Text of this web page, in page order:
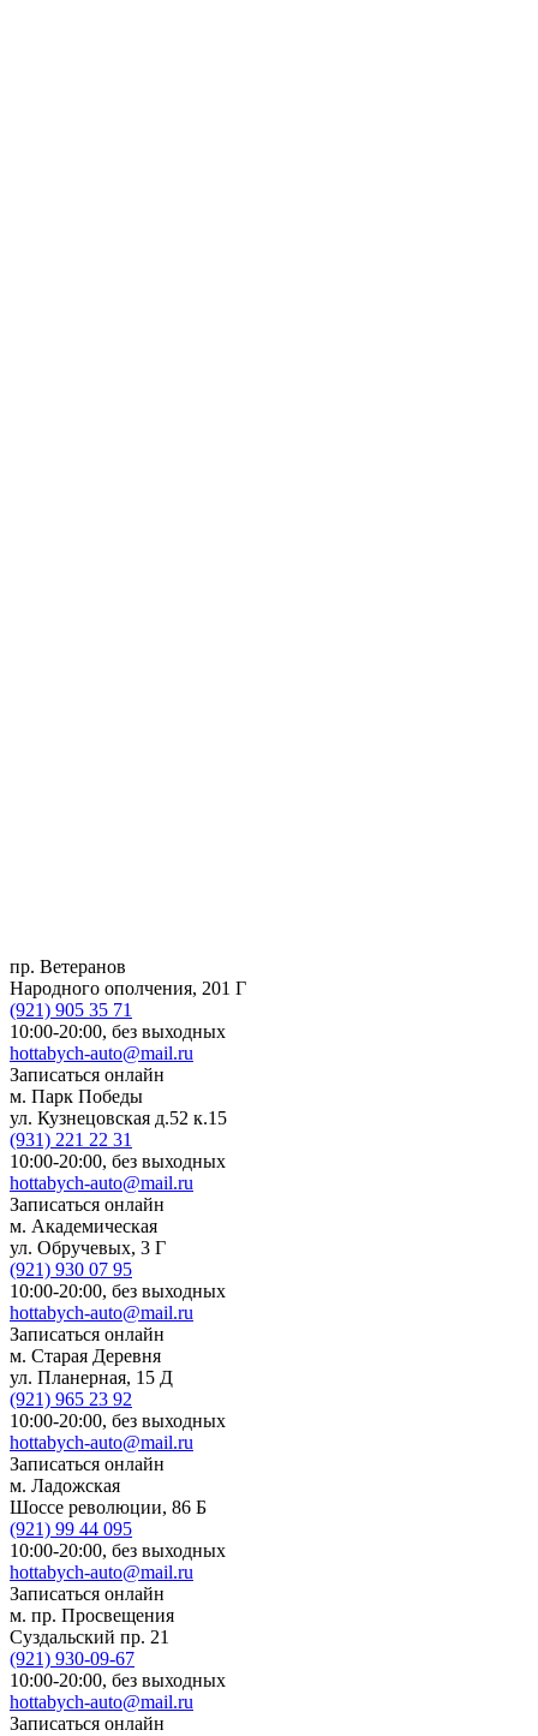
пр. Ветеранов
Народного ополчения, 201 Г
(921) 905 35 71
10:00-20:00, без выходных
hottabych-auto@mail.ru
Записаться онлайн
м. Парк Победы
ул. Кузнецовская д.52 к.15
(931) 221 22 31
10:00-20:00, без выходных
hottabych-auto@mail.ru
Записаться онлайн
м. Академическая
ул. Обручевых, 3 Г
(921) 930 07 95
10:00-20:00, без выходных
hottabych-auto@mail.ru
Записаться онлайн
м. Старая Деревня
ул. Планерная, 15 Д
(921) 965 23 92
10:00-20:00, без выходных
hottabych-auto@mail.ru
Записаться онлайн
м. Ладожская
Шоссе революции, 86 Б
(921) 99 44 095
10:00-20:00, без выходных
hottabych-auto@mail.ru
Записаться онлайн
м. пр. Просвещения
Суздальский пр. 21
(921) 930-09-67
10:00-20:00, без выходных
hottabych-auto@mail.ru
Записаться онлайн